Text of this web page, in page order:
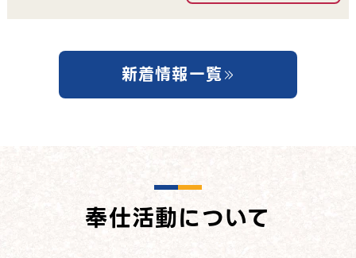
新着情報一覧
奉仕活動について